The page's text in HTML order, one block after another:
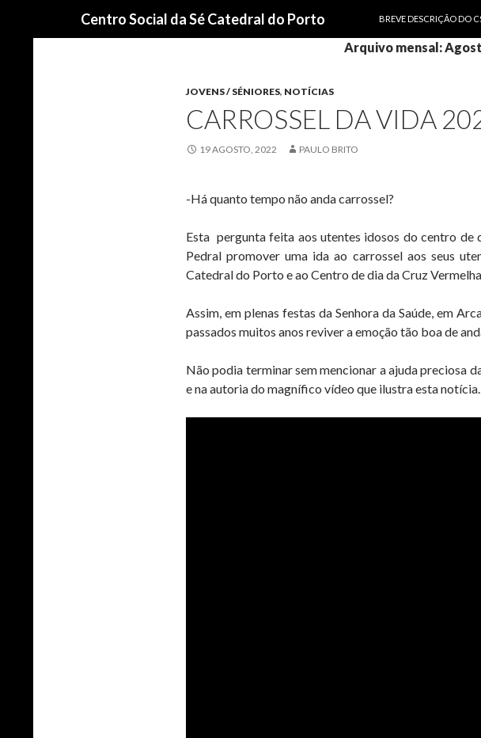
Centro Social da Sé Catedral do Porto
BREVE DESCRIÇÃO DO
Arquivo mensal:
JOVENS / SÉNIORES, NOTÍCIAS
CARROSSEL DA VIDA
19 AGOSTO, 2022 PAULO BRITO
-Há quanto tempo não anda carrossel?
Esta pergunta feita aos utentes idosos do centro
Pedral promover uma ida ao carrossel aos seus
Catedral do Porto e ao Centro de dia da Cruz
Assim, em plenas festas da Senhora da Saúde, em
passados muitos anos reviver a emoção tão boa de
Não podia terminar sem mencionar a ajuda preciosa
e na autoria do magnífico vídeo que ilustra esta notícia.